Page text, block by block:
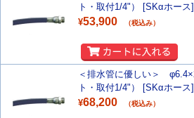
ト・取付1/4"） [SKαホース]
¥53,900 （税込み）
＜排水管に優しい＞
ト・取付1/4"） [SKαホース]
¥68,200 （税込み）